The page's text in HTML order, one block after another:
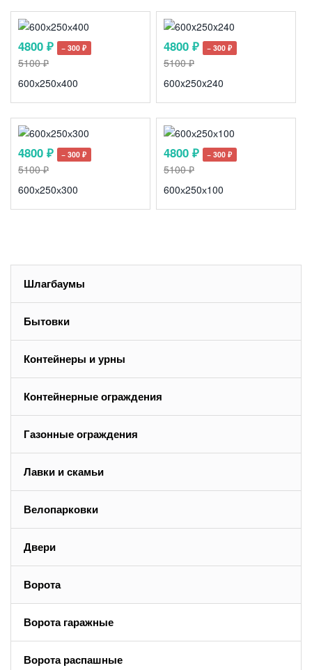
4800 ₽ − 300 ₽
5100 ₽
600х250х400
4800 ₽ − 300 ₽
5100 ₽
600x250x240
4800 ₽ − 300 ₽
5100 ₽
600х250х300
4800 ₽ − 300 ₽
5100 ₽
600х250х100
Шлагбаумы
Бытовки
Контейнеры и урны
Контейнерные ограждения
Газонные ограждения
Лавки и скамьи
Велопарковки
Двери
Ворота
Ворота гаражные
Ворота распашные